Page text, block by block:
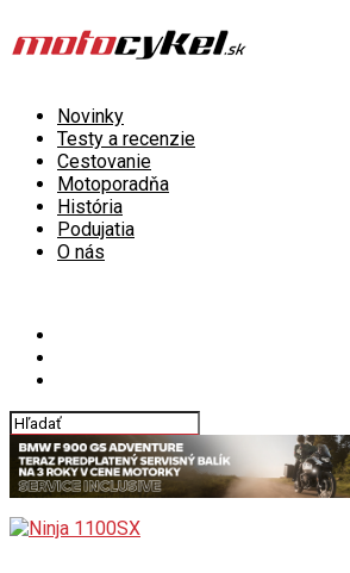
Novinky
Testy a recenzie
Cestovanie
Motoporadňa
História
Podujatia
O nás